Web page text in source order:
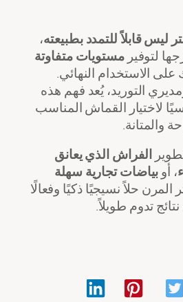
،
لتوفيرمستويات متفاوتة
الاستخدام النهائي.
التوريد، يُعد فهم هذه
لاختيار القماش المناسب
الفراش الذي يعانق
بياضات تجارية سهلة
حلاً نسيجيًا ذكيًا وفعالًا
تدوم طويلاً.